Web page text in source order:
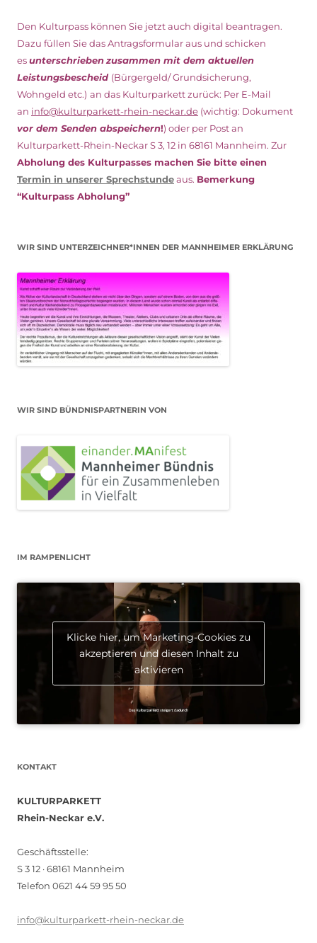
Den Kulturpass können Sie jetzt auch digital beantragen.
Dazu füllen Sie das Antragsformular aus und schicken
esunterschriebenzusammen mit dem aktuellen
Leistungsbescheid (Bürgergeld/ Grundsicherung,
Wohngeld etc.) an das Kulturparkett zurück: Per E-Mail
an info@kulturparkett-rhein-neckar.de (wichtig: Dokument
vor dem Senden abspeichern!) oder per Post an
Kulturparkett-Rhein-Neckar S 3, 12 in 68161 Mannheim. Zur
Abholung des Kulturpasses machen Sie bitte einen
Termin in unserer Sprechstundeaus. Bemerkung
“Kulturpass Abholung”
WIR SIND UNTERZEICHNER*INNEN DER MANNHEIMER ERKLÄRUNG
WIR SIND BÜNDNISPARTNERIN VON
IM RAMPENLICHT
Klicke hier, um Marketing-Cookies zu
akzeptieren und diesen Inhalt zu
aktivieren
KONTAKT
KULTURPARKETT
Rhein-Neckar e.V.
Geschäftsstelle:
S 3 12 · 68161 Mannheim
Telefon 0621 44 59 95 50
info@kulturparkett-rhein-neckar.de